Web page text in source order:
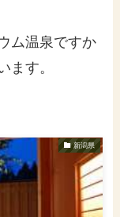
ム温泉ですか
ます。
新潟県